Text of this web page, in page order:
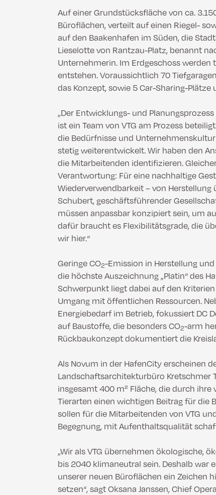
Auf einer Grundstücksfläche von ca.
Büroflächen, verteilt auf einen Riegel-
auf den Baakenhafen im Süden, die
Lieselotte von Rantzau-Platz, benannt
Unternehmerin. Im Erdgeschoss
entstehen. Voraussichtlich 70
das Konzept, sowie 5 Car-Sharing-
„Der Entwicklungs- und
ist ein Team von VTG am Prozess
die Bedürfnisse und
stetig weiterentwickelt. Wir haben den
die Mitarbeitenden identifizieren.
Verantwortung: Für eine nachhaltige
Wiederverwendbarkeit – von
Schubert, geschäftsführender
müssen anpassbar konzipiert sein, um
dafür braucht es Flexibilitätsgrade, die
wir hier.“
Geringe CO2-Emission in Herstellung
die höchste Auszeichnung „Platin“ des
Schwerpunkt liegt dabei auf den
Umgang mit öffentlichen Ressourcen.
Energiebedarf im Betrieb, fokussiert DC
auf Baustoffe, die besonders CO2-arm
Rückbaukonzept dokumentiert die
Als Novum in der HafenCity erscheinen
Landschaftsarchitekturbüro Kretschmer
insgesamt 400 m² Fläche, die durch
Tierarten einen wichtigen Beitrag für die
sollen für die Mitarbeitenden von VTG
Begegnung, mit Aufenthaltsqualität
„Wir als VTG übernehmen ökologische,
bis 2040 klimaneutral sein. Deshalb war
unserer neuen Büroflächen ein Zeichen
setzen“, sagt Oksana Janssen, Chief